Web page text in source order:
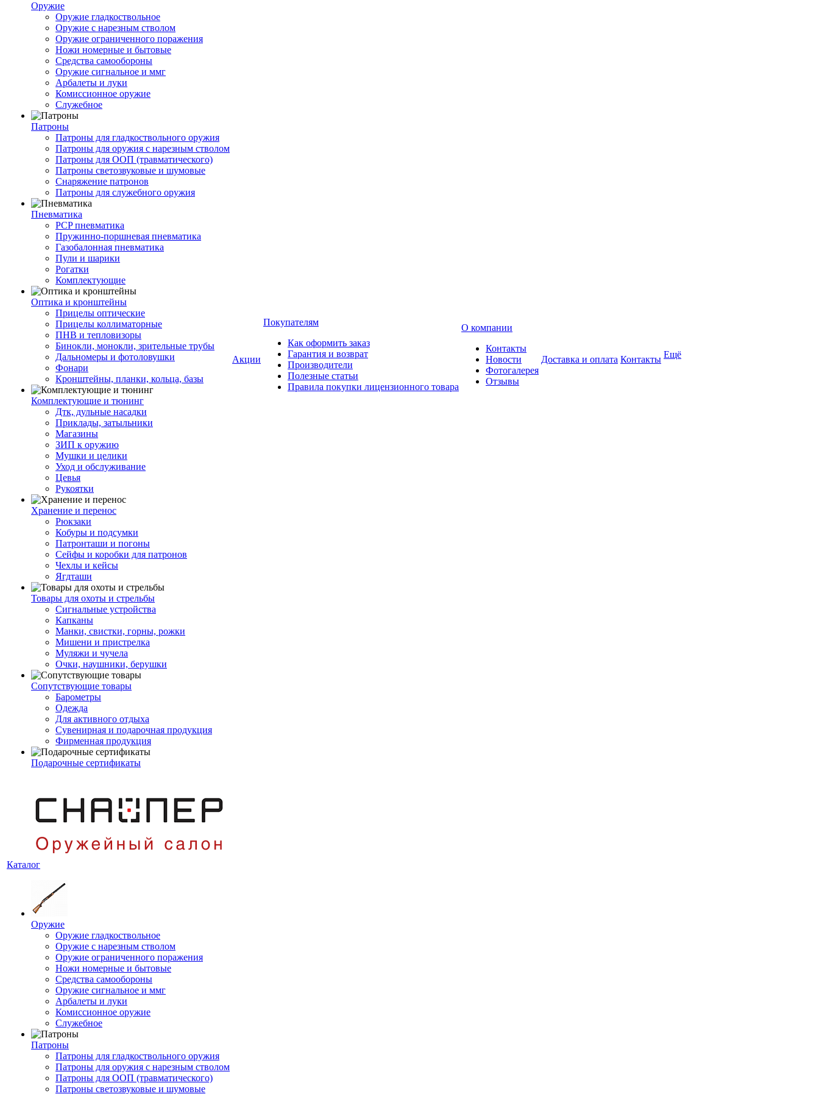
Оружие
Оружие гладкоствольное
Оружие с нарезным стволом
Оружие ограниченного поражения
Ножи номерные и бытовые
Средства самообороны
Оружие сигнальное и ммг
Арбалеты и луки
Комиссионное оружие
Служебное
Патроны
Патроны для гладкоствольного оружия
Патроны для оружия с нарезным стволом
Патроны для ООП (травматического)
Патроны светозвуковые и шумовые
Снаряжение патронов
Патроны для служебного оружия
Пневматика
PCP пневматика
Пружинно-поршневая пневматика
Газобалонная пневматика
Пули и шарики
Рогатки
Комплектующие
Оптика и кронштейны
Прицелы оптические
Прицелы коллиматорные
ПНВ и тепловизоры
Бинокли, монокли, зрительные трубы
Дальномеры и фотоловушки
Фонари
Кронштейны, планки, кольца, базы
Комплектующие и тюнинг
Дтк, дульные насадки
Приклады, затыльники
Магазины
ЗИП к оружию
Мушки и целики
Уход и обслуживание
Цевья
Рукоятки
Хранение и перенос
Рюкзаки
Кобуры и подсумки
Патронташи и погоны
Сейфы и коробки для патронов
Чехлы и кейсы
Ягдташи
Товары для охоты и стрельбы
Сигнальные устройства
Капканы
Манки, свистки, горны, рожки
Мишени и пристрелка
Муляжи и чучела
Очки, наушники, берушки
Сопутствующие товары
Барометры
Одежда
Для активного отдыха
Сувенирная и подарочная продукция
Фирменная продукция
Подарочные сертификаты
Акции
Покупателям
Как оформить заказ
Гарантия и возврат
Производители
Полезные статьи
Правила покупки лицензионного товара
О компании
Контакты
Новости
Фотогалерея
Отзывы
Доставка и оплата Контакты Ещё
Каталог
Оружие
Оружие гладкоствольное
Оружие с нарезным стволом
Оружие ограниченного поражения
Ножи номерные и бытовые
Средства самообороны
Оружие сигнальное и ммг
Арбалеты и луки
Комиссионное оружие
Служебное
Патроны
Патроны для гладкоствольного оружия
Патроны для оружия с нарезным стволом
Патроны для ООП (травматического)
Патроны светозвуковые и шумовые